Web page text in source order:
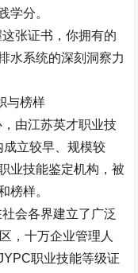
学分。
张证书，你拥有的
水系统的深刻洞察力
与榜样
由江苏英才职业技
成立较早、规模较
业技能鉴定机构，被
榜样。
社会各界建立了广泛
，十万企业管理人
职业技能等级证